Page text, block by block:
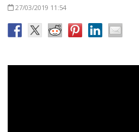
27/03/2019 11:54